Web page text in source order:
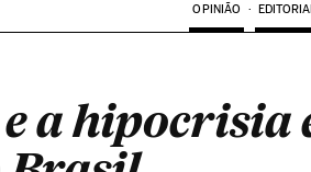
OPINIÃO
a hipocrisia